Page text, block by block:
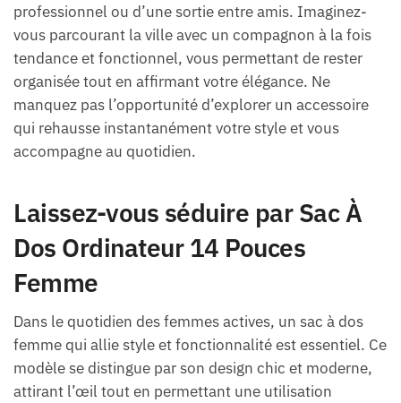
professionnel ou d’une sortie entre amis. Imaginez-
vous parcourant la ville avec un compagnon à la fois
tendance et fonctionnel, vous permettant de rester
organisée tout en affirmant votre élégance. Ne
manquez pas l’opportunité d’explorer un accessoire
qui rehausse instantanément votre style et vous
accompagne au quotidien.
Laissez-vous séduire par Sac À
Dos Ordinateur 14 Pouces
Femme
Dans le quotidien des femmes actives, un sac à dos
femme qui allie style et fonctionnalité est essentiel. Ce
modèle se distingue par son design chic et moderne,
attirant l’œil tout en permettant une utilisation